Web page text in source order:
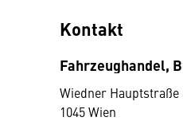
Kontakt
Fahrzeughandel,
Wiedner Hauptstraße
1045 Wien